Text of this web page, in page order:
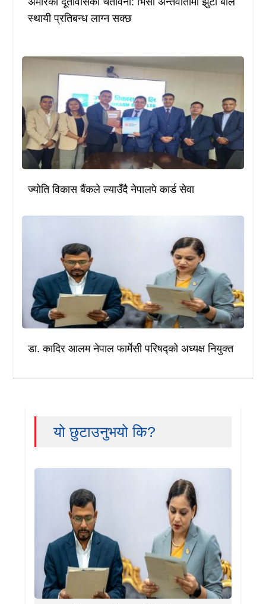
स्थायी प्रतिबन्ध लाग्न सक्छ
ज्योति विकास बैंकले ल्याउँदै नेपालपे कार्ड सेवा
डा. कादिर आलम नेपाल फार्मेसी परिषद्को अध्यक्ष नियुक्त
यो छुटाउनुभयो कि?